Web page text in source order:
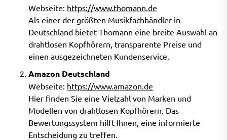
Webseite: https://www.thomann.de
Als einer der größten Musikfachhändler in
Deutschland bietet Thomann eine breite Auswahl an
drahtlosen Kopfhörern, transparente Preise und
einen ausgezeichneten Kundenservice.
Amazon Deutschland
Webseite: https://www.amazon.de
Hier finden Sie eine Vielzahl von Marken und
Modellen von drahtlosen Kopfhörern. Das
Bewertungssystem hilft Ihnen, eine informierte
Entscheidung zu treffen.